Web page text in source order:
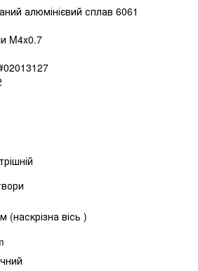
алюмінієвий сплав 6061
M4x0.7
(наскрізна вісь )